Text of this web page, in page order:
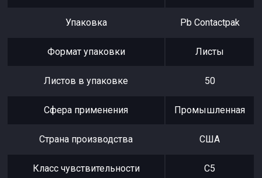
Упаковка Pb Contactpak
Формат упаковки Листы
Листов в упаковке 50
Сфера применения Промышленная
Страна производства США
Класс чувствительности С5